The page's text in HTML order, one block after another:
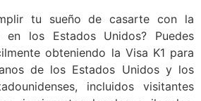
tu sueño de casarte con la
en los Estados Unidos? Puedes
obteniendo la Visa K1 para
de los Estados Unidos y los
incluidos visitantes